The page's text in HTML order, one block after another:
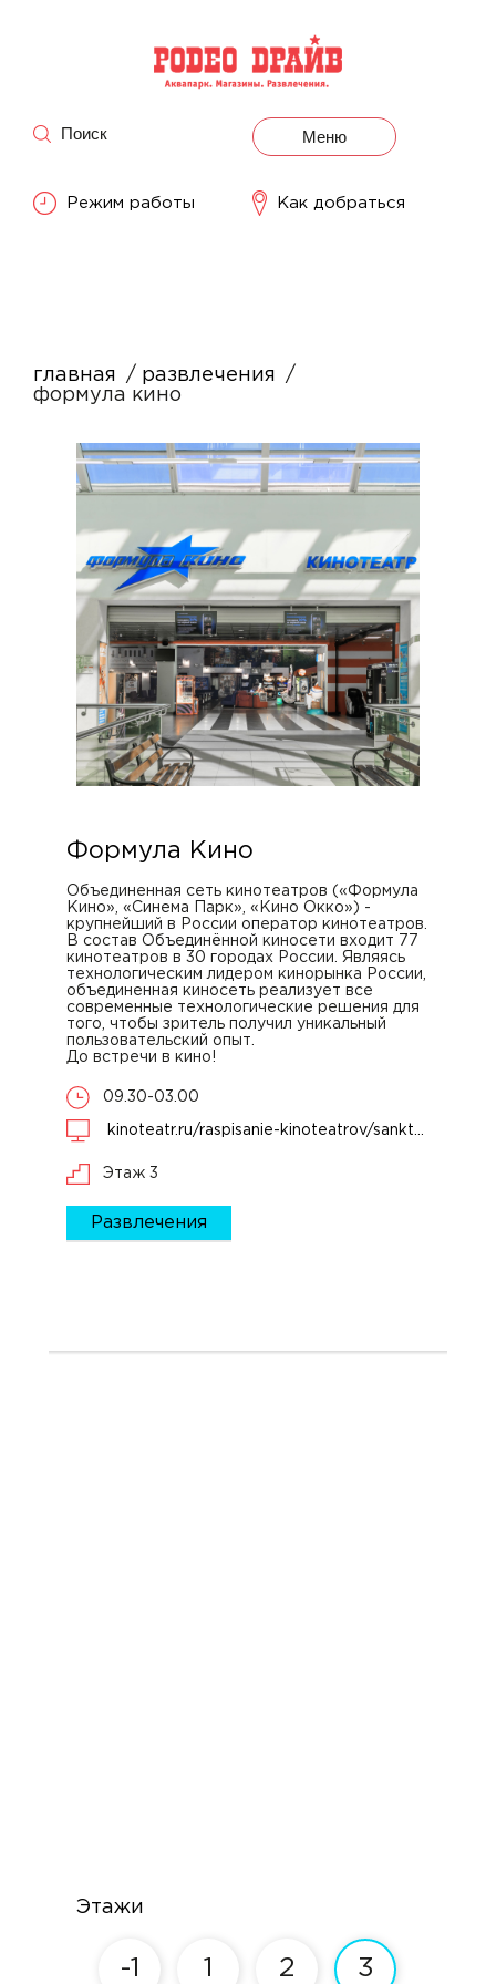
Поиск Меню
Режим работы Как добраться
главная
развлечения
формула кино
Формула Кино
Объединенная сеть кинотеатров («Формула
Кино», «Синема Парк», «Кино Окко») -
крупнейший в России оператор кинотеатров.
В состав Объединённой киносети входит 77
кинотеатров в 30 городах России. Являясь
технологическим лидером кинорынка России,
объединенная киносеть реализует все
современные технологические решения для
того, чтобы зритель получил уникальный
пользовательский опыт.
До встречи в кино!
09.30-03.00
kinoteatr.ru/raspisanie-kinoteatrov/sankt-peterburg/rodeo-drive
Этаж 3
Развлечения
Этажи
-1 1 2 3